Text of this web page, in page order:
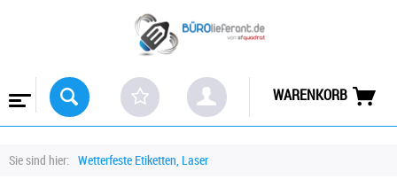
WARENKORB
Sie sind hier: Wetterfeste Etiketten, Laser